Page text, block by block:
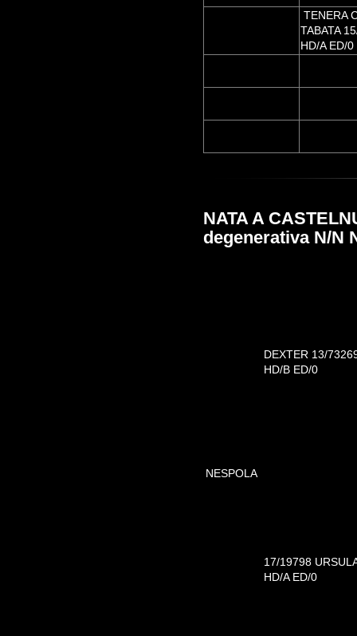
TENERA
TABATA
HD/A ED/0
NATA A
degenerativa N/N
DEXTER 13/
HD/B ED/0
NESPOLA
17/19798
HD/A ED/0